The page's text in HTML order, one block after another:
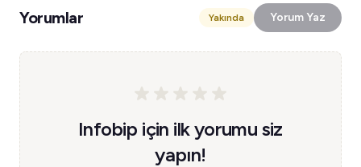
Yorumlar Yakında Yorum Yaz
Infobip için ilk yorumu siz
yapın!